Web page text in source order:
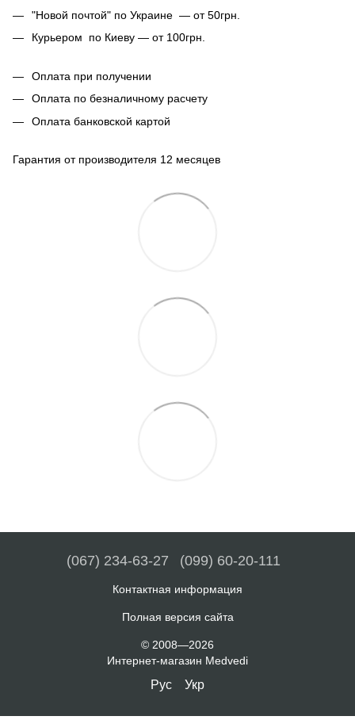
"Новой почтой" по Украине — от 50грн.
Курьером по Киеву — от 100грн.
Оплата при получении
Оплата по безналичному расчету
Оплата банковской картой
Гарантия от производителя 12 месяцев
(067) 234-63-27 (099) 60-20-111
Контактная информация
Полная версия сайта
© 2008—2026
Интернет-магазин Medvedi
Рус Укр